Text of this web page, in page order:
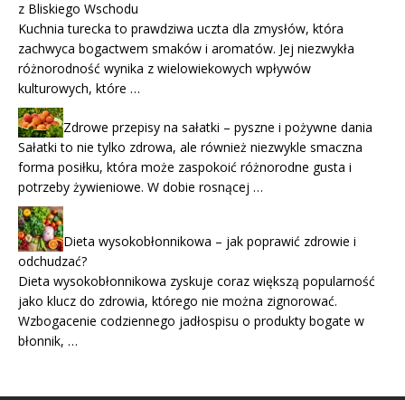
z Bliskiego Wschodu
Kuchnia turecka to prawdziwa uczta dla zmysłów, która
zachwyca bogactwem smaków i aromatów. Jej niezwykła
różnorodność wynika z wielowiekowych wpływów
kulturowych, które …
Zdrowe przepisy na sałatki – pyszne i pożywne dania
Sałatki to nie tylko zdrowa, ale również niezwykle smaczna
forma posiłku, która może zaspokoić różnorodne gusta i
potrzeby żywieniowe. W dobie rosnącej …
Dieta wysokobłonnikowa – jak poprawić zdrowie i
odchudzać?
Dieta wysokobłonnikowa zyskuje coraz większą popularność
jako klucz do zdrowia, którego nie można zignorować.
Wzbogacenie codziennego jadłospisu o produkty bogate w
błonnik, …